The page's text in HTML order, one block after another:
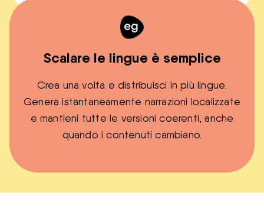
Scalare le lingue è semplice
Crea una volta e distribuisci in più lingue.
Genera istantaneamente narrazioni localizzate
e mantieni tutte le versioni coerenti, anche
quando i contenuti cambiano.